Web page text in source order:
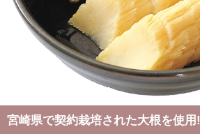
宮崎県で契約栽培された大根を使用!